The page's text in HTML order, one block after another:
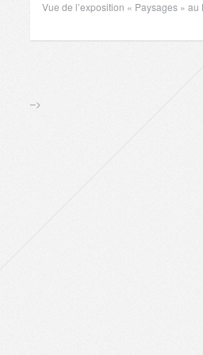
Vue de l’exposition « Paysages »
–>